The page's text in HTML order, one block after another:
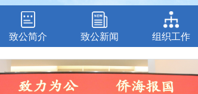
致公简介 致公新闻 组织工作